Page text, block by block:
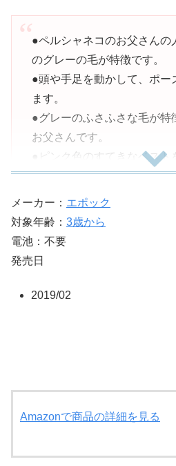
●ペルシャネコのお父さんの
のグレーの毛が特徴です。
●頭や手足を動かして、ポー
ます。
●グレーのふさふさな毛が特
お父さんです。
●ピンク色のすてきなベスト
スが大好きなお父さんです。
●別売りの「ペルシャネコの
ャネコの女の子(ホワイト)」
の子(グレー)」「ペルシャネ
●「ペルシャネコのふたごち
がそろい、より楽しく遊べま
おはなし付
メーカー： エポック
対象年齢： 3歳から
電池：不要
発売日
2019/02
Amazonで商品の詳細を見る